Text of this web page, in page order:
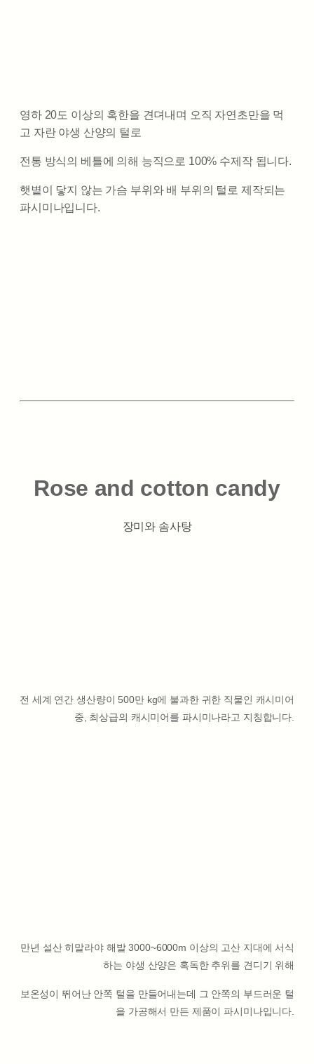
영하 20도 이상의 혹한을 견뎌내며 오직 자연초만을 먹
고 자란 야생 산양의 털로
전통 방식의 베틀에 의해 능직으로 100% 수제작 됩니다.
햇볕이 닿지 않는 가슴 부위와 배 부위의 털로 제작되는
파시미나입니다.
Rose and cotton candy
장미와 솜사탕
전 세계 연간 생산량이 500만 kg에 불과한 귀한 직물인 캐시미어
중, 최상급의 캐시미어를 파시미나라고 지칭합니다.
만년 설산 히말라야 해발 3000~6000m 이상의 고산 지대에 서식
하는 야생 산양은 혹독한 추위를 견디기 위해
보온성이 뛰어난 안쪽 털을 만들어내는데 그 안쪽의 부드러운 털
을 가공해서 만든 제품이 파시미나입니다.